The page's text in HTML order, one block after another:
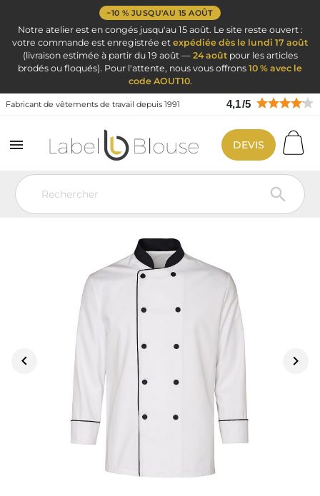
−10 % JUSQU'AU 15 AOÛT
Notre atelier est en congés jusqu'au 15 août. Le site reste ouvert :
votre commande est enregistrée et expédiée dès le lundi 17 août
(livraison estimée à partir du 19 août — 24 aoûtpour les articles
brodés ou floqués). Pour l'attente, nous vous offrons 10 % avec le
code AOUT10.
Fabricant de vêtements de travail depuis 1991 4,1/5


DEVIS
Vêtement de travail Vêtements de cuisine
Veste de cuisine
manches longues classiques
 